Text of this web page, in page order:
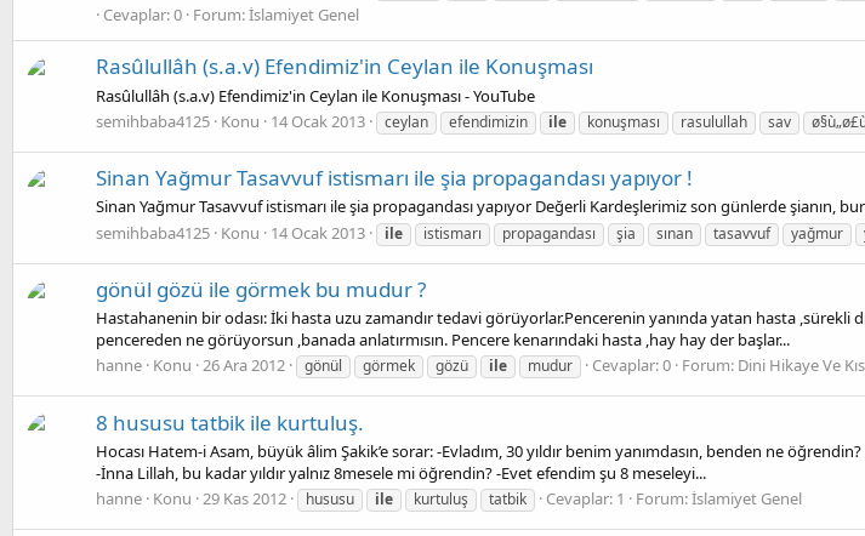
Cevaplar: 0 Forum:İslamiyet Genel
Rasûlullâh (s.a.v) Efendimiz'in Ceylan ile Konuşması
Rasûlullâh (s.a.v) Efendimiz'in Ceylan ile Konuşması - YouTube
semihbaba4125 Konu 14 Ocak 2013 ceylan efendimizin ile konuşması rasulullah sav
Sinan Yağmur Tasavvuf istismarı ile şia propagandası yapıyor !
Sinan Yağmur Tasavvuf istismarı ile şia propagandası yapıyor Değerli Kardeşlerimiz son günlerde şianın,
semihbaba4125 Konu 14 Ocak 2013 ile istismarı propagandası şia sınan tasavvuf yağmur
gönül gözü ile görmek bu mudur ?
Hastahanenin bir odası: İki hasta uzu zamandır tedavi görüyorlar.Pencerenin yanında yatan hasta
pencereden ne görüyorsun ,banada anlatırmısın. Pencere kenarındaki hasta ,hay hay der başlar...
hanne Konu 26 Ara 2012 gönül görmek gözü ile mudur Cevaplar: 0 Forum: Dini Hikaye Ve
8 hususu tatbik ile kurtuluş.
Hocası Hatem-i Asam, büyük âlim Şakik’e sorar: -Evladım, 30 yıldır benim yanımdasın, benden ne
-İnna Lillah, bu kadar yıldır yalnız 8mesele mi öğrendin? -Evet efendim şu 8 meseleyi...
hanne Konu 29 Kas 2012 hususu ile kurtuluş tatbik Cevaplar: 1 Forum:İslamiyet Genel